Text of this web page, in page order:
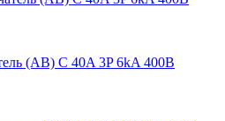
(АВ) C 40A 3P 6kA 400В